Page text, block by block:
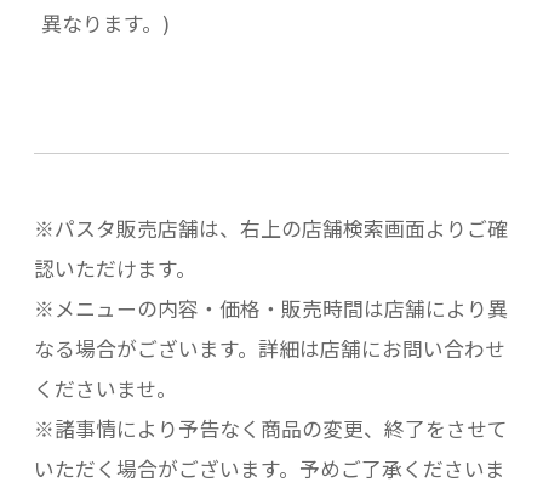
異なります。)
※パスタ販売店舗は、右上の店舗検索画面よりご確
認いただけます。
※メニューの内容・価格・販売時間は店舗により異
なる場合がございます。詳細は店舗にお問い合わせ
くださいませ。
※諸事情により予告なく商品の変更、終了をさせて
いただく場合がございます。予めご了承くださいま